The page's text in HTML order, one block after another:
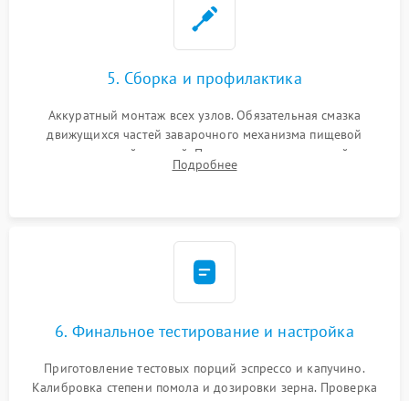
5. Сборка и профилактика
Аккуратный монтаж всех узлов. Обязательная смазка
движущихся частей заварочного механизма пищевой
силиконовой смазкой. Проведение программной
декальцинации и очистки системы от кофейных масел.
Подробнее
6. Финальное тестирование и настройка
Приготовление тестовых порций эспрессо и капучино.
Калибровка степени помола и дозировки зерна. Проверка